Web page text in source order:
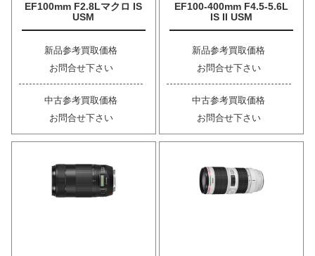
EF100mm F2.8Lマクロ IS
USM
新品参考買取価格
お問合せ下さい
中古参考買取価格
お問合せ下さい
EF100-400mm F4.5-5.6L
IS II USM
新品参考買取価格
お問合せ下さい
中古参考買取価格
お問合せ下さい